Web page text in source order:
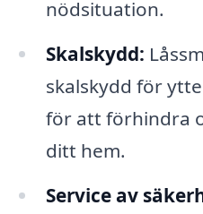
nödsituation.
Skalskydd:
skalskydd för
för att förhindra
ditt hem.
Service av